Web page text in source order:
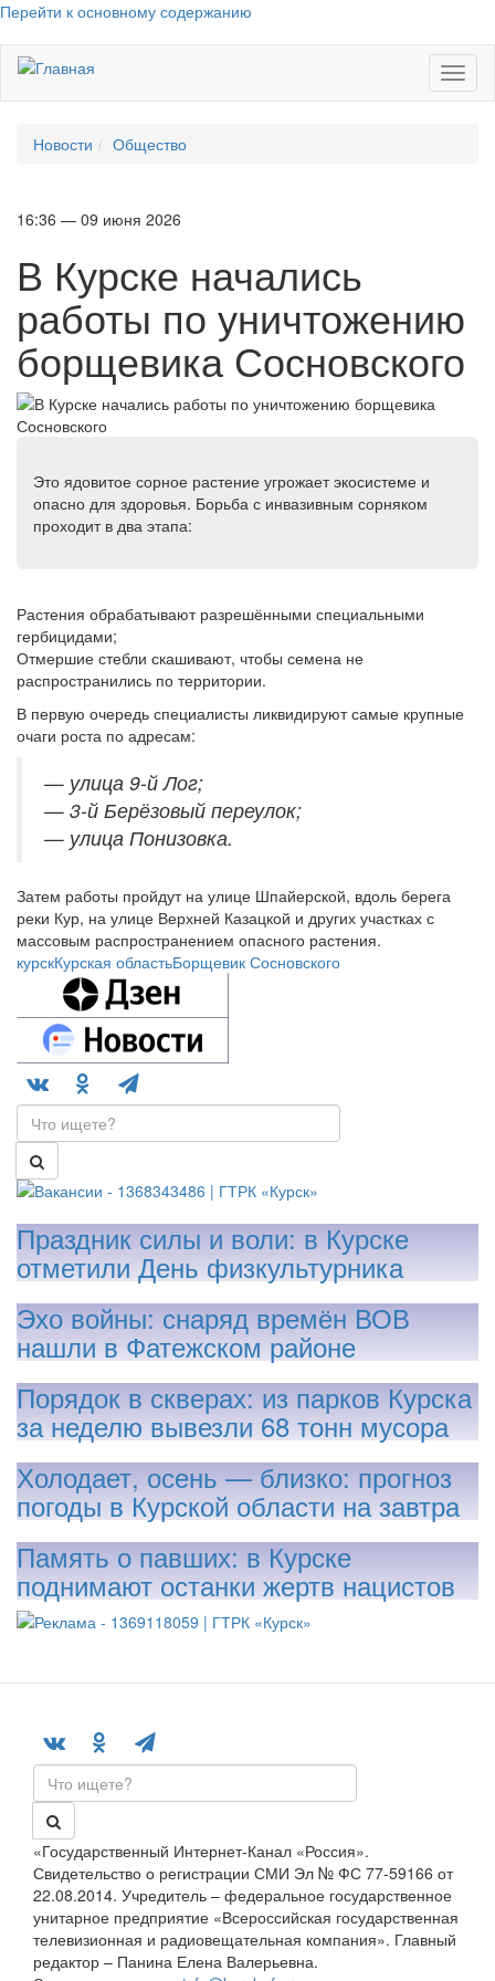
Перейти к основному содержанию
Новости Общество
16:36 — 09 июня 2026
В Курске начались
работы по уничтожению
борщевика Сосновского
Это ядовитое сорное растение угрожает экосистеме и
опасно для здоровья. Борьба с инвазивным сорняком
проходит в два этапа:
Растения обрабатывают разрешёнными специальными
гербицидами;
Отмершие стебли скашивают, чтобы семена не
распространились по территории.
В первую очередь специалисты ликвидируют самые крупные
очаги роста по адресам:
— улица 9-й Лог;
— 3‑й Берёзовый переулок;
— улица Понизовка.
Затем работы пройдут на улице Шпайерской, вдоль берега
реки Кур, на улице Верхней Казацкой и других участках с
массовым распространением опасного растения.
курскКурская областьБорщевик Сосновского
Праздник силы и воли: в Курске
отметили День физкультурника
Эхо войны: снаряд времён ВОВ
нашли в Фатежском районе
Порядок в скверах: из парков Курска
за неделю вывезли 68 тонн мусора
Холодает, осень — близко: прогноз
погоды в Курской области на завтра
Память о павших: в Курске
поднимают останки жертв нацистов
«Государственный Интернет-Канал «Россия».
Свидетельство о регистрации СМИ Эл № ФС 77-59166 от
22.08.2014. Учредитель – федеральное государственное
унитарное предприятие «Всероссийская государственная
телевизионная и радиовещательная компания». Главный
редактор – Панина Елена Валерьевна.